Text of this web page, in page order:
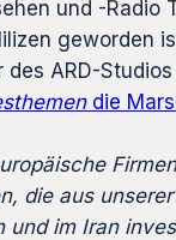
und -Radio
geworden
des ARD-
die
die aus
und im Iran